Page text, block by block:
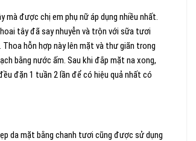
được chị em phụ nữ áp dụng nhiều nhất.
tây đã say nhuyễn và trộn với sữa tươi
hỗn hợp này lên mặt và thư giãn trong
bằng nước ấm. Sau khi đắp mặt na xong,
đặn 1 tuần 2 lần để có hiệu quả nhất có
da mặt bằng chanh tươi cũng được sử dụng